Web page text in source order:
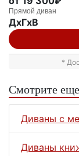
Прямой диван
ДxГxВ
*
Смотрите еще
Диваны с
Диваны